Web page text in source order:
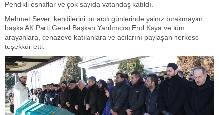
Pendikli esnaflar ve çok sayıda vatandaş katıldı.
Mehmet Sever, kendilerini bu acılı günlerinde yalnız bırakmayan
başka AK Parti Genel Başkan Yardımcısı Erol Kaya ve tüm
arayanlara, cenazeye katılanlara ve acılarını paylaşan herkese
teşekkür etti.